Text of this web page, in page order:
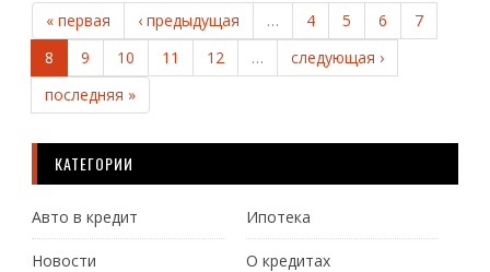
« первая ‹ предыдущая … 4 5 6
7
8
9 10 11 12 …
следующая ›
последняя »
КАТЕГОРИИ
Авто в кредит Ипотека
Новости О кредитах